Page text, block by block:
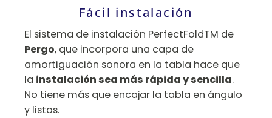
Fácil instalación
El sistema de instalación PerfectFoldTM de
Pergo, que incorpora una capa de
amortiguación sonora en la tabla hace que
la instalación sea más rápida y sencilla.
No tiene más que encajar la tabla en ángulo
y listos.